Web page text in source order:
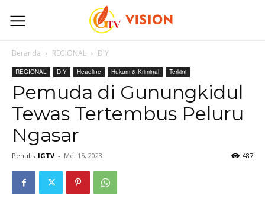
Beranda REGIONAL DIY
REGIONAL DIY Headline Hukum & Kriminal Terkini
Pemuda di Gunungkidul
Tewas Tertembus Peluru
Ngasar
Penulis IGTV - Mei 15, 2023 487